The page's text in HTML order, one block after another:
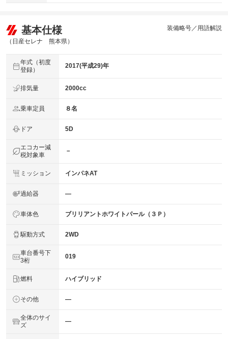
基本仕様
（日産セレナ 熊本県）
装備略号／用語解説
年式（初度
登録）
2017(平成29)年
排気量 2000cc
乗車定員 ８名
ドア 5D
エコカー減
税対象車
－
ミッション インパネAT
過給器 ―
車体色 ブリリアントホワイトパール（３Ｐ）
駆動方式 2WD
車台番号下
3桁
019
燃料 ハイブリッド
その他 ―
全体のサイ
ズ
―